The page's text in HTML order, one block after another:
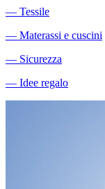
― Tessile
― Materassi e cuscini
― Sicurezza
― Idee regalo